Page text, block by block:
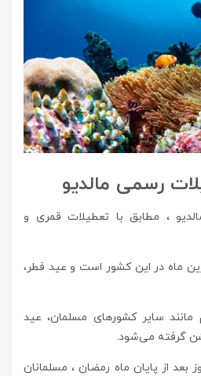
رسمی مالدیو
، مطابق با تعطیلات قمری‌ و
ماه در این کشور است و عید فطر،
سایر کشورهای مسلمان، عید
گرفته می‌شود.
از پایان ماه رمضان ، مسلمانان